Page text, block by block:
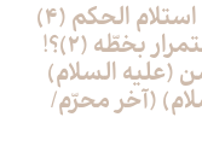
12- الإمام علي (عليه السلام) بعد استلام الحكم (4)
.. لماذا كان معاوية أقدر على الاستمرار بخطّه (2)؟!
(عليه السلام)
(آخر محرّم/